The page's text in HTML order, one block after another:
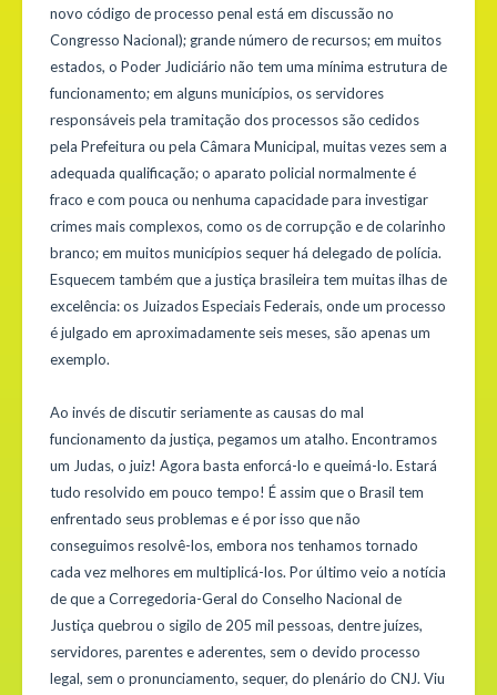
novo código de processo penal está em discussão no
Congresso Nacional); grande número de recursos; em muitos
estados, o Poder Judiciário não tem uma mínima estrutura de
funcionamento; em alguns municípios, os servidores
responsáveis pela tramitação dos processos são cedidos
pela Prefeitura ou pela Câmara Municipal, muitas vezes sem a
adequada qualificação; o aparato policial normalmente é
fraco e com pouca ou nenhuma capacidade para investigar
crimes mais complexos, como os de corrupção e de colarinho
branco; em muitos municípios sequer há delegado de polícia.
Esquecem também que a justiça brasileira tem muitas ilhas de
excelência: os Juizados Especiais Federais, onde um processo
é julgado em aproximadamente seis meses, são apenas um
exemplo.
Ao invés de discutir seriamente as causas do mal
funcionamento da justiça, pegamos um atalho. Encontramos
um Judas, o juiz! Agora basta enforcá-lo e queimá-lo. Estará
tudo resolvido em pouco tempo! É assim que o Brasil tem
enfrentado seus problemas e é por isso que não
conseguimos resolvê-los, embora nos tenhamos tornado
cada vez melhores em multiplicá-los. Por último veio a notícia
de que a Corregedoria-Geral do Conselho Nacional de
Justiça quebrou o sigilo de 205 mil pessoas, dentre juízes,
servidores, parentes e aderentes, sem o devido processo
legal, sem o pronunciamento, sequer, do plenário do CNJ. Viu